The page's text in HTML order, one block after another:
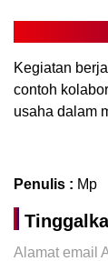
Kegiatan
contoh
usaha dalam
Penulis : Mp
Alamat email